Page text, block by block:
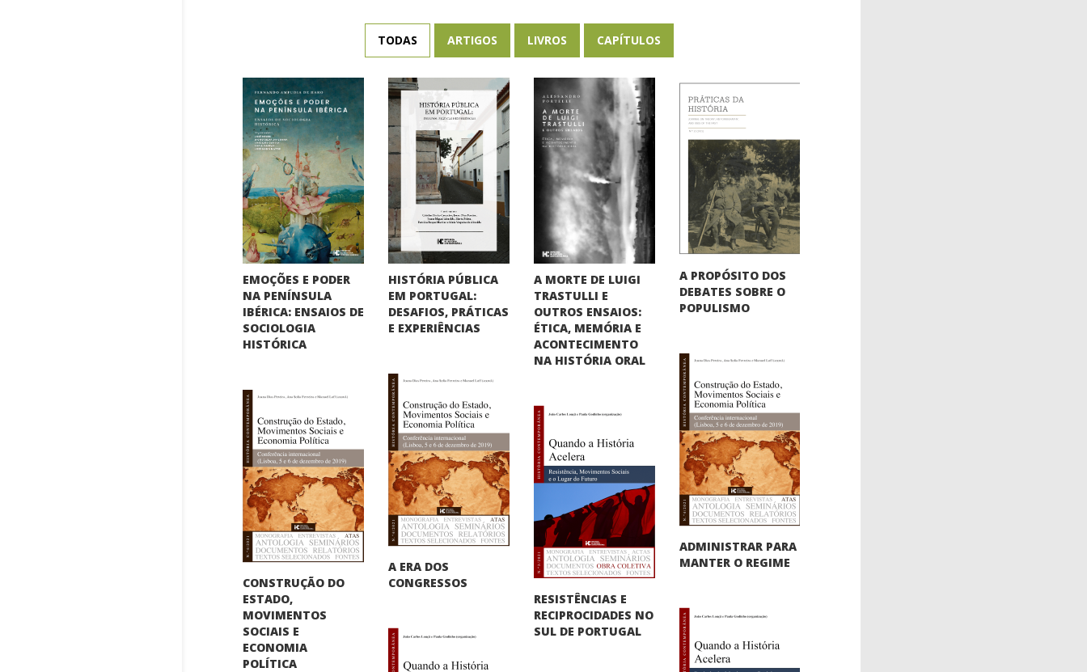
TODAS ARTIGOS LIVROS CAPÍTULOS
EMOÇÕES E PODER
NA PENÍNSULA
IBÉRICA: ENSAIOS DE
SOCIOLOGIA
HISTÓRICA
HISTÓRIA PÚBLICA
EM PORTUGAL:
DESAFIOS, PRÁTICAS
E EXPERIÊNCIAS
A MORTE DE LUIGI
TRASTULLI E
OUTROS ENSAIOS:
ÉTICA, MEMÓRIA E
ACONTECIMENTO
NA HISTÓRIA ORAL
A PROPÓSITO DOS
DEBATES SOBRE O
POPULISMO
ADMINISTRAR PARA
MANTER O REGIME
A ERA DOS
CONGRESSOS
CONSTRUÇÃO DO
ESTADO,
MOVIMENTOS
SOCIAIS E
ECONOMIA
POLÍTICA
RESISTÊNCIAS E
RECIPROCIDADES NO
SUL DE PORTUGAL